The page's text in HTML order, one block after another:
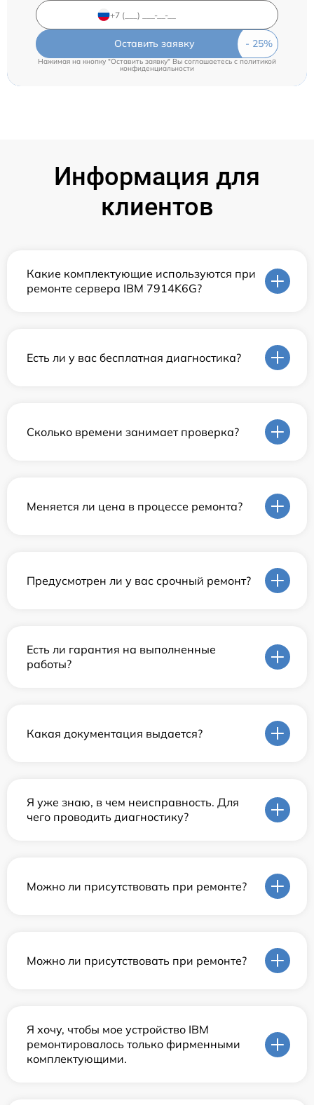
Оставить заявку
Нажимая на кнопку "Оставить заявку" Вы соглашаетесь c политикой
конфиденциальности
Информация для
клиентов
Какие комплектующие используются при
ремонте сервера IBM 7914K6G?
Есть ли у вас бесплатная диагностика?
Сколько времени занимает проверка?
Меняется ли цена в процессе ремонта?
Предусмотрен ли у вас срочный ремонт?
Есть ли гарантия на выполненные
работы?
Какая документация выдается?
Я уже знаю, в чем неисправность. Для
чего проводить диагностику?
Можно ли присутствовать при ремонте?
Можно ли присутствовать при ремонте?
Я хочу, чтобы мое устройство IBM
ремонтировалось только фирменными
комплектующими.